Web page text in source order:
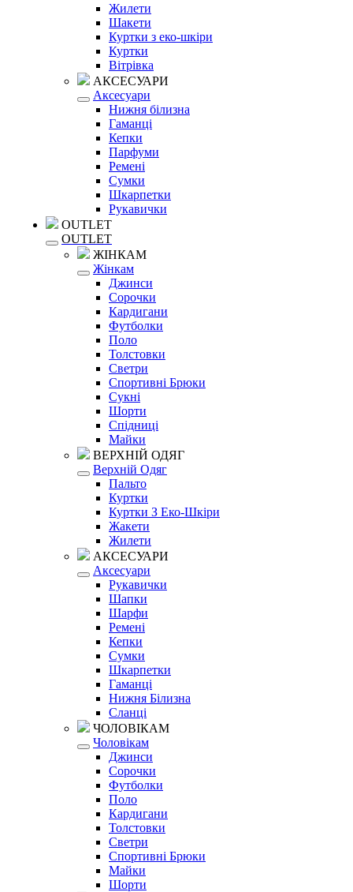
Жилети
Шакети
Куртки з еко-шкіри
Куртки
Вітрівка
АКСЕСУАРИ
Аксесуари
Нижня білизна
Гаманці
Кепки
Парфуми
Ремені
Сумки
Шкарпетки
Рукавички
OUTLET
OUTLET
ЖІНКАМ
Жінкам
Джинси
Сорочки
Кардигани
Футболки
Поло
Толстовки
Светри
Спортивні Брюки
Сукні
Шорти
Спідниці
Майки
ВЕРХНІЙ ОДЯГ
Верхній Одяг
Пальто
Куртки
Куртки З Еко-Шкіри
Жакети
Жилети
АКСЕСУАРИ
Аксесуари
Рукавички
Шапки
Шарфи
Ремені
Кепки
Сумки
Шкарпетки
Гаманці
Нижня Білизна
Сланці
ЧОЛОВІКАМ
Чоловікам
Джинси
Сорочки
Футболки
Поло
Кардигани
Толстовки
Светри
Спортивні Брюки
Майки
Шорти